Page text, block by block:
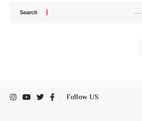
Follow US